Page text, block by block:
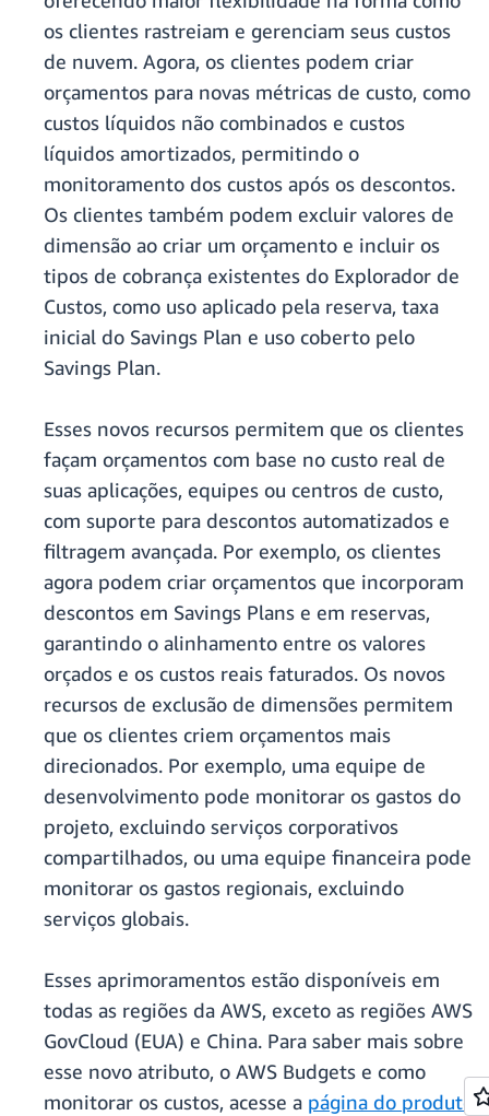
os clientes rastreiam e gerenciam seus custos
de nuvem. Agora, os clientes podem criar
orçamentos para novas métricas de custo, como
custos líquidos não combinados e custos
líquidos amortizados, permitindo o
monitoramento dos custos após os descontos.
Os clientes também podem excluir valores de
dimensão ao criar um orçamento e incluir os
tipos de cobrança existentes do Explorador de
Custos, como uso aplicado pela reserva, taxa
inicial do Savings Plan e uso coberto pelo
Savings Plan.
Esses novos recursos permitem que os clientes
façam orçamentos com base no custo real de
suas aplicações, equipes ou centros de custo,
com suporte para descontos automatizados e
filtragem avançada. Por exemplo, os clientes
agora podem criar orçamentos que incorporam
descontos em Savings Plans e em reservas,
garantindo o alinhamento entre os valores
orçados e os custos reais faturados. Os novos
recursos de exclusão de dimensões permitem
que os clientes criem orçamentos mais
direcionados. Por exemplo, uma equipe de
desenvolvimento pode monitorar os gastos do
projeto, excluindo serviços corporativos
compartilhados, ou uma equipe financeira pode
monitorar os gastos regionais, excluindo
serviços globais.
Esses aprimoramentos estão disponíveis em
todas as regiões da AWS, exceto as regiões AWS
GovCloud (EUA) e China. Para saber mais sobre
esse novo atributo, o AWS Budgets e como
monitorar os custos, acesse a página do produto